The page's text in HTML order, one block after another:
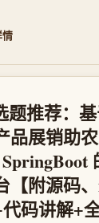
情
题推荐：
品展销助
【附源码
码讲解+全